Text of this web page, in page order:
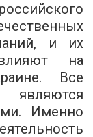
и их
на
Все
Именно